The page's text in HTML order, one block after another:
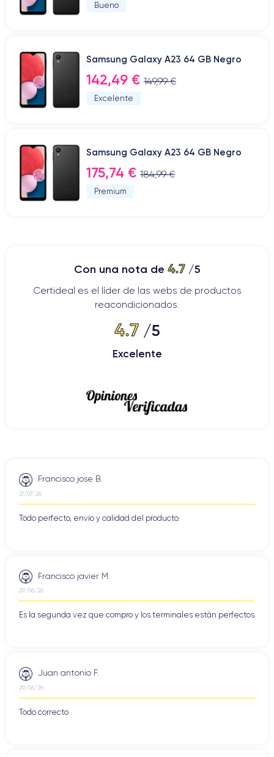
Bueno
Samsung Galaxy A23 64 GB Negro
142,49 € 149,99 €
Excelente
Samsung Galaxy A23 64 GB Negro
175,74 € 184,99 €
Premium
Con una nota de 4.7/5
Certideal es el líder de las webs de productos
reacondicionados.
4.7/5
Excelente
Francisco jose B.
21/07/26
Todo perfecto, envío y calidad del producto.
Francisco javier M.
29/06/26
Es la segunda vez que compro y los terminales están perfectos
Juan antonio F.
29/06/26
Todo correcto